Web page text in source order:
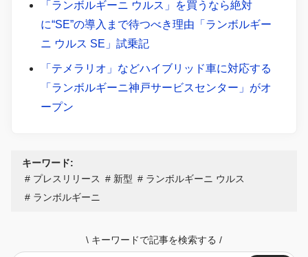
「ランボルギーニ ウルス」を買うなら絶対
に“SE”の導入まで待つべき理由「ランボルギー
ニ ウルス SE」試乗記
「テメラリオ」などハイブリッド車に対応する
「ランボルギーニ神戸サービスセンター」がオ
ープン
キーワード:
プレスリリース
新型
ランボルギーニ ウルス
ランボルギーニ
\ キーワードで記事を検索する /